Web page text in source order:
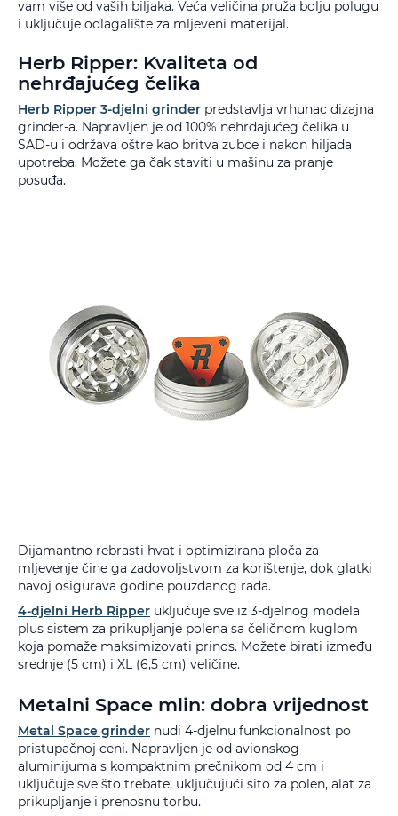
vam više od vaših biljaka. Veća veličina pruža bolju polugu
i uključuje odlagalište za mljeveni materijal.
Herb Ripper: Kvaliteta od
nehrđajućeg čelika
Herb Ripper 3-djelni grinder predstavlja vrhunac dizajna
grinder-a. Napravljen je od 100% nehrđajućeg čelika u
SAD-u i održava oštre kao britva zubce i nakon hiljada
upotreba. Možete ga čak staviti u mašinu za pranje
posuđa.
Dijamantno rebrasti hvat i optimizirana ploča za
mljevenje čine ga zadovoljstvom za korištenje, dok glatki
navoj osigurava godine pouzdanog rada.
4-djelni Herb Ripper uključuje sve iz 3-djelnog modela
plus sistem za prikupljanje polena sa čeličnom kuglom
koja pomaže maksimizovati prinos. Možete birati između
srednje (5 cm) i XL (6,5 cm) veličine.
Metalni Space mlin: dobra vrijednost
Metal Space grinder nudi 4-djelnu funkcionalnost po
pristupačnoj ceni. Napravljen je od avionskog
aluminijuma s kompaktnim prečnikom od 4 cm i
uključuje sve što trebate, uključujući sito za polen, alat za
prikupljanje i prenosnu torbu.